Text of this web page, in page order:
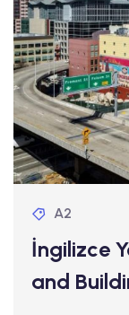
A2
İngilizce
and